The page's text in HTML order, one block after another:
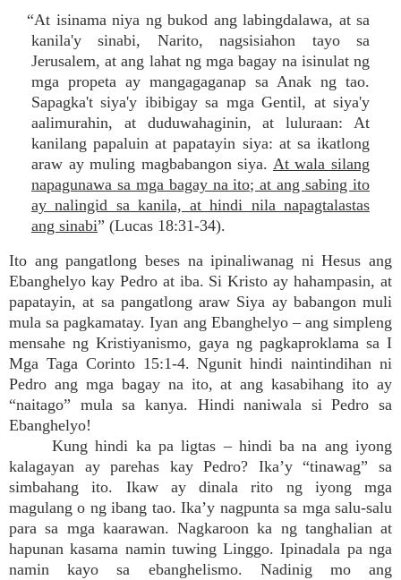
“At isinama niya ng bukod ang labingdalawa, at sa
kanila'y sinabi, Narito, nagsisiahon tayo sa
Jerusalem, at ang lahat ng mga bagay na isinulat ng
mga propeta ay mangagaganap sa Anak ng tao.
Sapagka't siya'y ibibigay sa mga Gentil, at siya'y
aalimurahin, at duduwahaginin, at luluraan: At
kanilang papaluin at papatayin siya: at sa ikatlong
araw ay muling magbabangon siya. At wala silang
napagunawa sa mga bagay na ito; at ang sabing ito
ay nalingid sa kanila, at hindi nila napagtalastas
ang sinabi” (Lucas 18:31-34).
Ito ang pangatlong beses na ipinaliwanag ni Hesus ang
Ebanghelyo kay Pedro at iba. Si Kristo ay hahampasin, at
papatayin, at sa pangatlong araw Siya ay babangon muli
mula sa pagkamatay. Iyan ang Ebanghelyo – ang simpleng
mensahe ng Kristiyanismo, gaya ng pagkaproklama sa I
Mga Taga Corinto 15:1-4. Ngunit hindi naintindihan ni
Pedro ang mga bagay na ito, at ang kasabihang ito ay
“naitago” mula sa kanya. Hindi naniwala si Pedro sa
Ebanghelyo!
Kung hindi ka pa ligtas – hindi ba na ang iyong
kalagayan ay parehas kay Pedro? Ika’y “tinawag” sa
simbahang ito. Ikaw ay dinala rito ng iyong mga
magulang o ng ibang tao. Ika’y nagpunta sa mga salu-salu
para sa mga kaarawan. Nagkaroon ka ng tanghalian at
hapunan kasama namin tuwing Linggo. Ipinadala pa nga
namin kayo sa ebanghelismo. Nadinig mo ang